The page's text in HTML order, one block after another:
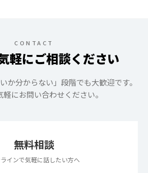
CONTACT
軽にご相談ください
か分からない」段階でも大歓迎です。
軽にお問い合わせください。
無料相談
インで気軽に話したい方へ